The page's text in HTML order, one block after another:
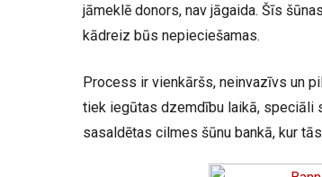
jāmeklē donors, nav jāgaida. Šīs
kādreiz būs nepieciešamas.
Process ir vienkāršs, neinvazīvs un
tiek iegūtas dzemdību laikā, speciāli
sasaldētas cilmes šūnu bankā, kur